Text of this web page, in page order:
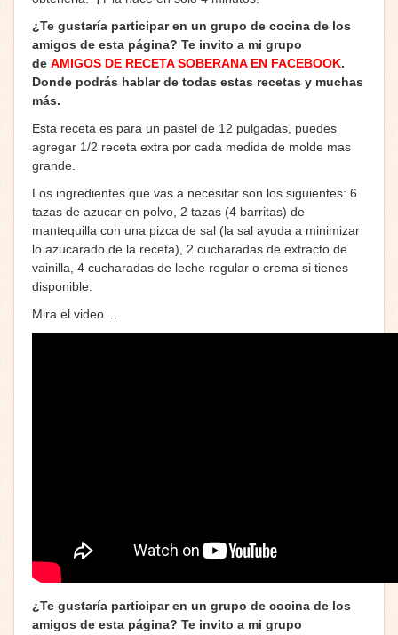
¿Te gustaría participar en un grupo de cocina de los
amigos de esta página? Te invito a mi grupo
de AMIGOS DE RECETA SOBERANA EN FACEBOOK.
Donde podrás hablar de todas estas recetas y muchas
más.
Esta receta es para un pastel de 12 pulgadas, puedes
agregar 1/2 receta extra por cada medida de molde mas
grande.
Los ingredientes que vas a necesitar son los siguientes: 6
tazas de azucar en polvo, 2 tazas (4 barritas) de
mantequilla con una pizca de sal (la sal ayuda a minimizar
lo azucarado de la receta), 2 cucharadas de extracto de
vainilla, 4 cucharadas de leche regular o crema si tienes
disponible.
Mira el video …
¿Te gustaría participar en un grupo de cocina de los
amigos de esta página? Te invito a mi grupo